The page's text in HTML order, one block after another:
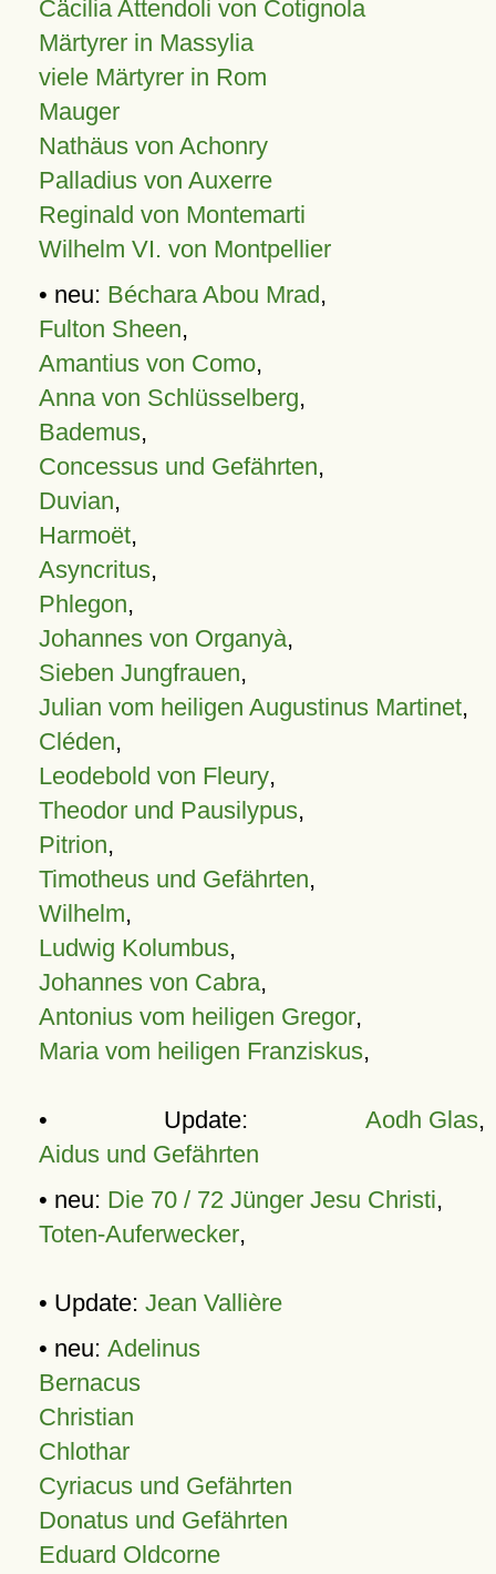
Cäcilia Attendoli von Cotignola
Märtyrer in Massylia
viele Märtyrer in Rom
Mauger
Nathäus von Achonry
Palladius von Auxerre
Reginald von Montemarti
Wilhelm VI. von Montpellier
• neu: Béchara Abou Mrad,
Fulton Sheen,
Amantius von Como,
Anna von Schlüsselberg,
Bademus,
Concessus und Gefährten,
Duvian,
Harmoët,
Asyncritus,
Phlegon,
Johannes von Organyà,
Sieben Jungfrauen,
Julian vom heiligen Augustinus Martinet,
Cléden,
Leodebold von Fleury,
Theodor und Pausilypus,
Pitrion,
Timotheus und Gefährten,
Wilhelm,
Ludwig Kolumbus,
Johannes von Cabra,
Antonius vom heiligen Gregor,
Maria vom heiligen Franziskus,
• Update: Aodh Glas,
Aidus und Gefährten
• neu: Die 70 / 72 Jünger Jesu Christi,
Toten-Auferwecker,
• Update: Jean Vallière
• neu: Adelinus
Bernacus
Christian
Chlothar
Cyriacus und Gefährten
Donatus und Gefährten
Eduard Oldcorne